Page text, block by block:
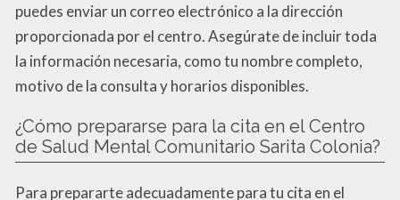
puedes enviar un correo electrónico a la dirección
proporcionada por el centro. Asegúrate de incluir toda
la información necesaria, como tu nombre completo,
motivo de la consulta y horarios disponibles.
¿Cómo prepararse para la cita en el Centro
de Salud Mental Comunitario Sarita Colonia?
Para prepararte adecuadamente para tu cita en el